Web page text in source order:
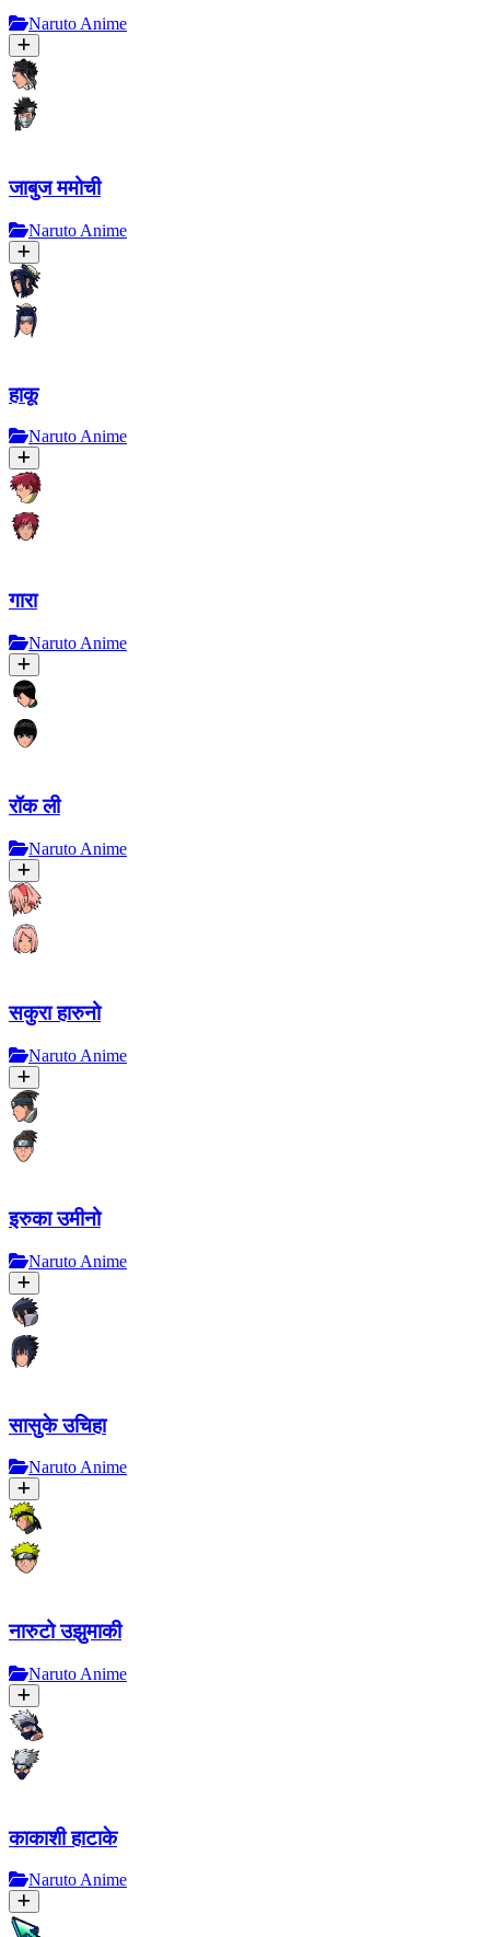
Naruto Anime
जाबुज ममोची
Naruto Anime
हाकू
Naruto Anime
गारा
Naruto Anime
रॉक ली
Naruto Anime
सकुरा हारुनो
Naruto Anime
इरुका उमीनो
Naruto Anime
सासुके उचिहा
Naruto Anime
नारुटो उझुमाकी
Naruto Anime
काकाशी हाटाके
Naruto Anime